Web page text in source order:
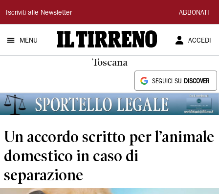
Il
Tirreno
Iscriviti alle Newsletter ABBONATI
MENU ACCEDI
Toscana
SEGUICI SU DISCOVER
Un accordo scritto per l’animale
domestico in caso di
separazione